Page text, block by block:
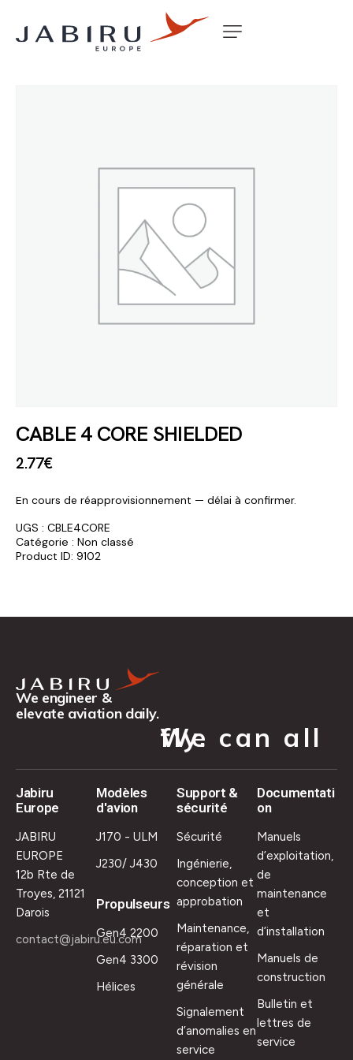
Accueil Non classé
CABLE 4 CORE SHIELDED
2.77€
En cours de réapprovisionnement — délai à confirmer.
UGS : CBLE4CORE
Catégorie : Non classé
Product ID: 9102
We engineer &
elevate aviation daily.
We can all fly.
Jabiru
Europe
JABIRU
EUROPE
12b Rte de
Troyes, 21121
Darois
contact@jabiru.eu.com
Modèles
d'avion
J170 - ULM
J230/ J430
Propulseurs
Gen4 2200
Gen4 3300
Hélices
Support &
sécurité
Sécurité
Ingénierie,
conception et
approbation
Maintenance,
réparation et
révision
générale
Signalement
d’anomalies en
service
Documentati
on
Manuels
d’exploitation,
de
maintenance
et
d’installation
Manuels de
construction
Bulletin et
lettres de
service